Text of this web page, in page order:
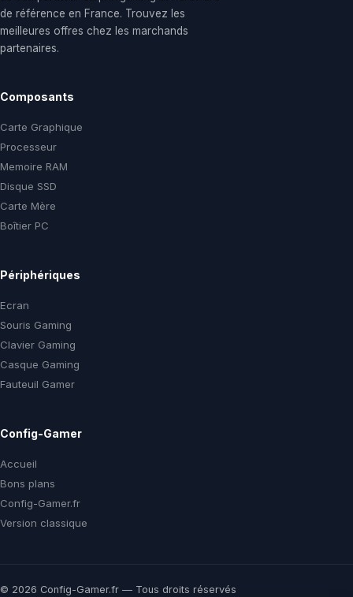
de référence en France. Trouvez les
meilleures offres chez les marchands
partenaires.
Composants
Carte Graphique
Processeur
Memoire RAM
Disque SSD
Carte Mère
Boîtier PC
Périphériques
Ecran
Souris Gaming
Clavier Gaming
Casque Gaming
Fauteuil Gamer
Config-Gamer
Accueil
Bons plans
Config-Gamer.fr
Version classique
© 2026 Config-Gamer.fr — Tous droits réservés